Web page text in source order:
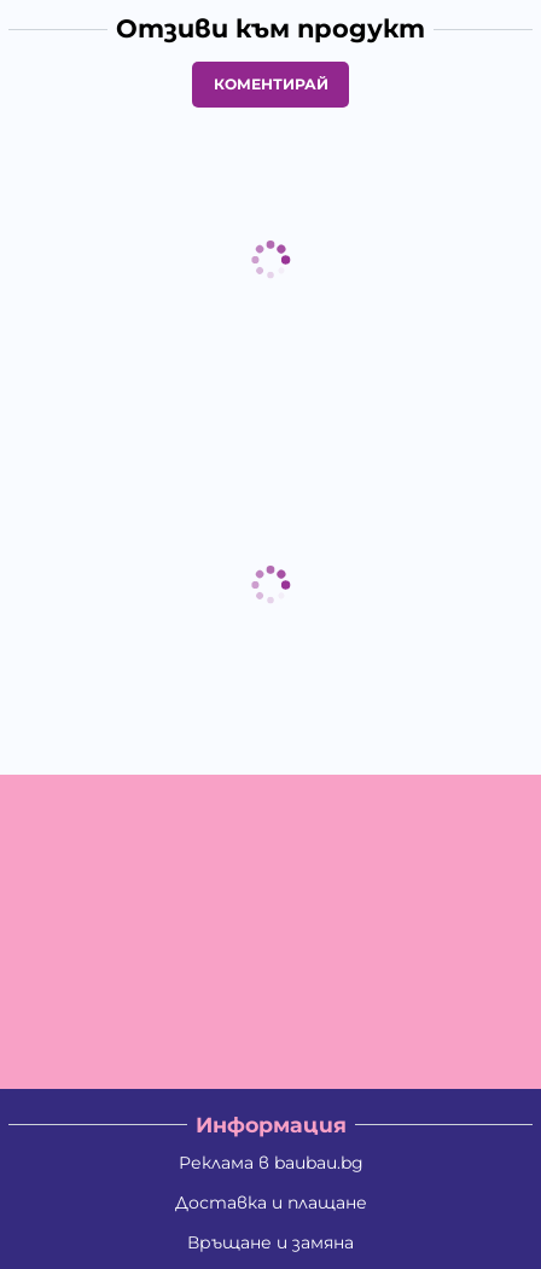
Отзиви към продукт
КОМЕНТИРАЙ
Информация
Реклама в baubau.bg
Доставка и плащане
Връщане и замяна